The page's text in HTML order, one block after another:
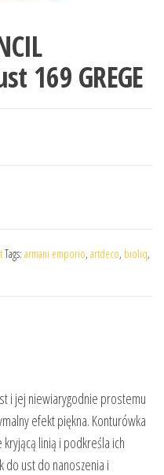
169 GREGE
Tags: armani emporio, artdeco, bioliq,
i jej niewiarygodnie prostemu
efekt piękna. Konturówka
linią i podkreśla ich
do ust do nanoszenia i